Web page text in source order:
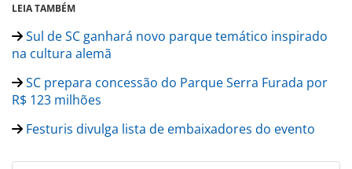
LEIA TAMBÉM
Sul de SC ganhará novo parque temático inspirado
na cultura alemã
SC prepara concessão do Parque Serra Furada por
R$ 123 milhões
Festuris divulga lista de embaixadores do evento